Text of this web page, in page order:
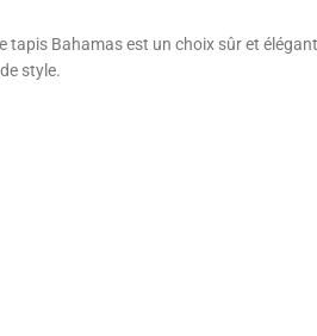
tapis Bahamas est un choix sûr et
style.